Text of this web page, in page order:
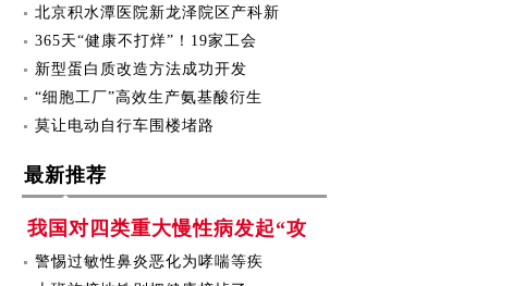
北京积水潭医院新龙泽院区产科新
365天“健康不打烊”！19家工会
新型蛋白质改造方法成功开发
“细胞工厂”高效生产氨基酸衍生
莫让电动自行车围楼堵路
最新推荐
我国对四类重大慢性病发起“攻
警惕过敏性鼻炎恶化为哮喘等疾